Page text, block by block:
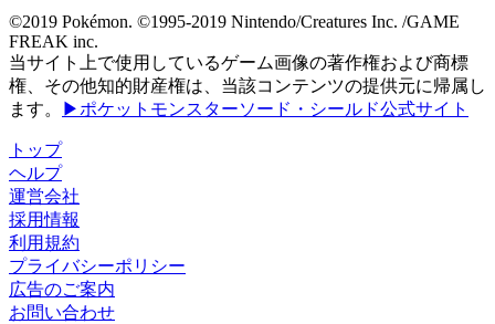
©2019 Pokémon. ©1995-2019 Nintendo/Creatures Inc. /GAME
FREAK inc.
当サイト上で使用しているゲーム画像の著作権および商標
権、その他知的財産権は、当該コンテンツの提供元に帰属し
ます。
▶ポケットモンスターソード・シールド公式サイト
トップ
ヘルプ
運営会社
採用情報
利用規約
プライバシーポリシー
広告のご案内
お問い合わせ